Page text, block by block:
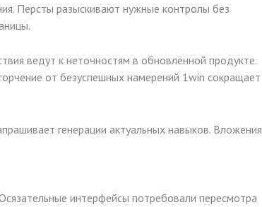
Персты разыскивают нужные контролы без
ведут к неточностям в обновлённой продукте.
от безуспешных намерений 1win сокращает
генерации актуальных навыков. Вложения
интерфейсы потребовали пересмотра